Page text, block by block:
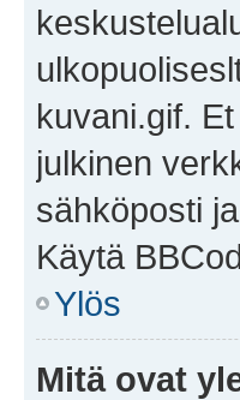
kuvani.gif.
julkinen
sähköposti
Käytä
Ylös
Mitä ovat